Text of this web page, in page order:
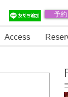
予約
Access